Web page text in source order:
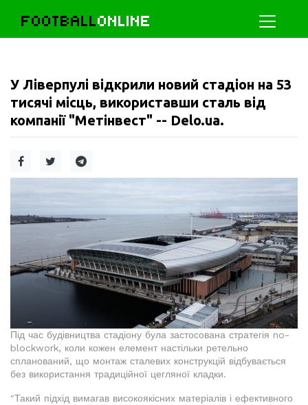
FOOTBALLONLINE
У Ліверпулі відкрили новий стадіон на 53
тисячі місць, використавши сталь від
компанії "Метінвест" -- Delo.ua.
Під час будівництва стадіону була застосована стратегія no-
blockwork, коли кожен елемент настільки ретельно
спланований, що монтаж сталевих конструкцій відбувається
без використання традиційної цегляної кладки.
"Такий підхід вимагав високоякісних матеріалів і ефективного